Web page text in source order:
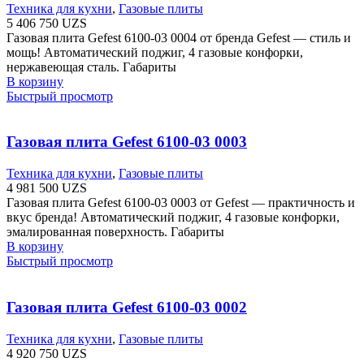
Техника для кухни, Газовые плиты
5 406 750 UZS
Газовая плита Gefest 6100-03 0004 от бренда Gefest — стиль и
мощь! Автоматический поджиг, 4 газовые конфорки,
нержавеющая сталь. Габариты
В корзину
Быстрый просмотр
Газовая плита Gefest 6100-03 0003
Техника для кухни, Газовые плиты
4 981 500 UZS
Газовая плита Gefest 6100-03 0003 от Gefest — практичность и
вкус бренда! Автоматический поджиг, 4 газовые конфорки,
эмалированная поверхность. Габариты
В корзину
Быстрый просмотр
Газовая плита Gefest 6100-03 0002
Техника для кухни, Газовые плиты
4 920 750 UZS